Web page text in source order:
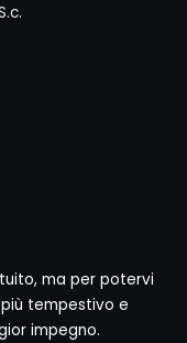
ma per potervi
tempestivo e
impegno.